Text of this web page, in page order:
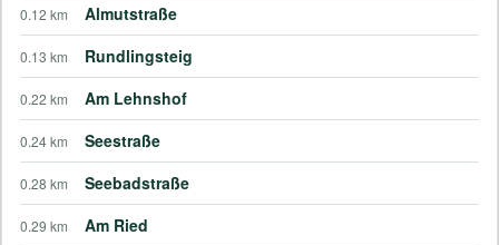
0.12 km Almutstraße
0.13 km Rundlingsteig
0.22 km Am Lehnshof
0.24 km Seestraße
0.28 km Seebadstraße
0.29 km Am Ried